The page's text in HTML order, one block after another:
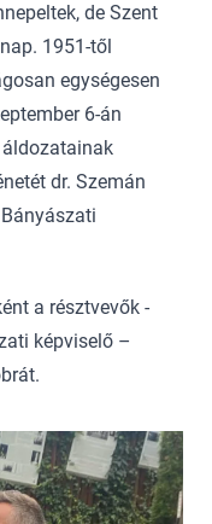
de Szent
1951-től
egységesen
6-án
dr. Szemán
a résztvevők -
képviselő –